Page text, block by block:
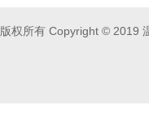
版权所有 Copyright © 2019